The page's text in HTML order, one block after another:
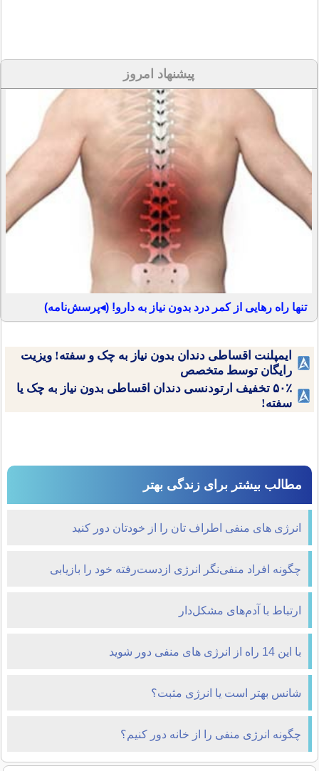
پیشنهاد امروز
تنها راه رهایی از کمر درد بدون نیاز به دارو! (◂پرسش‌نامه)
ایمپلنت اقساطی دندان بدون نیاز به چک و سفته! ویزیت
رایگان توسط متخصص
۵۰٪ تخفیف ارتودنسی دندان اقساطی بدون نیاز به چک یا
سفته!
مطالب بیشتر برای زندگی بهتر
انرژی های منفی اطراف تان را از خودتان دور کنید
چگونه افراد منفی‌نگر انرژی ازدست‌رفته خود را بازیابی
می‌کنند و ما باید در برابر این افراد چه کنیم؟
ارتباط با آدم‌های مشکل‌دار
با این 14 راه از انرژی های منفی دور شوید
شانس بهتر است یا انرژی مثبت؟
چگونه انرژی منفی را از خانه دور کنیم؟